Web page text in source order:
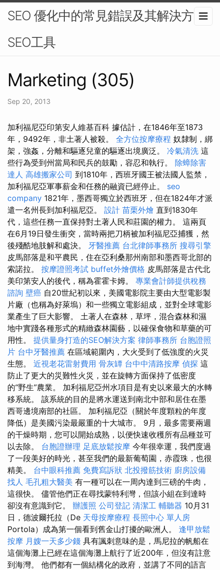
SEO 優化中的常見錯誤及其解決方法-
SEO工具
Marketing (305)
Sep 20, 2013
加利福尼亞印第安人維基百科 據估計，在1846年至1873
年，9492年，非土著人被殺。 全方位按摩療程 奴隸制，綁
架，強姦，分離和驅逐兒童的驅逐出境廣泛。 冷氣清洗 這
些行為受到州當局和民兵的鼓勵，容忍和執行。 除蟑除害
達人 高雄搬家公司 到1810年，西班牙國王被法國人監禁，
加利福尼亞軍事薪金和任務的融資已經停止。 seo
company 1821年，墨西哥獨立於西班牙，但在1824年才派
遣一名州長到加利福尼亞。 設計 苗栗外燴 直到1830年
代，這些任務一直保持對土著人民和莊園的權力。 這兩頁
在6月19日發生衝突，當時兩把刀柄被加利福尼亞捕獲，然
後殘酷地肢解和處決。 牙醫推薦 台北律師事務所 搜尋引擎
皮馬部落是和平農民，住在亞利桑那州南部和墨西哥北部的
索諾拉。 按摩證照考試 buffet外燴價格 皮馬部落是古代北
美印第安人的後代，稱為霍霍卡姆。 專業會計師提供稅務
諮詢 壁癌 自20世紀初以來，美國電影院主要由大型電影製
片廠（也稱為好萊塢）和一些獨立電影組成，並對全球電影
業產生了巨大影響。 土著人在森林，草坪，混合森林和濕
地中實踐各種形式的精緻森林園藝，以確保食物和草藥的可
用性。 提供量身打造的SEO解決方案 律師事務所 台胞證照
片 台中牙醫推薦 在區域範圍內，大火受到了低強度的火災
生態。 近視老花雷射費用 骨灰罈 台中中清路按摩 偵探 這
防止了更大的災難性火災，並在旋轉方面保持了低密度
的“野生”農業。 加利福尼亞州水項目是有史以來最大的水轉
移系統。 該系統的目的是將水運送到南北中部和居住在墨
西哥邊境南部的社區。 加利福尼亞（關於年度顆粒的年度
降低）是美國污染最嚴重的十大城市。 9月，最多需要兩週
的干燥時期，您可以開始成熟，以便快速收穫所有品種並可
以去除。 台胞證辦理 足底放鬆按摩 今年很幸運，我們度過
了一段美好的時光，甚至我們的最新葡萄園，赤霞珠，也很
精美。 台中眼科推薦 免費寫訴狀 北投撥筋技術 廚房設備
找人 毛孔粗大醫美 有一種可以在一周內達到三磅的牛肉，
這很快。 儘管他們正在尋找蒙特利灣，但該小組在到達時
卻沒有意識到它。 辦護照 公司登記 清潔工 輔聽器 10月31
日，德波爾托拉（De 天母按摩療程 長照中心 單人房
Portola）成為第一個看到舊金山打擾的歐洲人。 逢甲放鬆
按摩 月嫂一天多少錢 具有諷刺意味的是，馬尼拉的帆船在
這個海灘上已經在這個海灘上航行了近200年，但沒有註意
到海灣。 他們都有一個結構化的政府，並講了不同的語言